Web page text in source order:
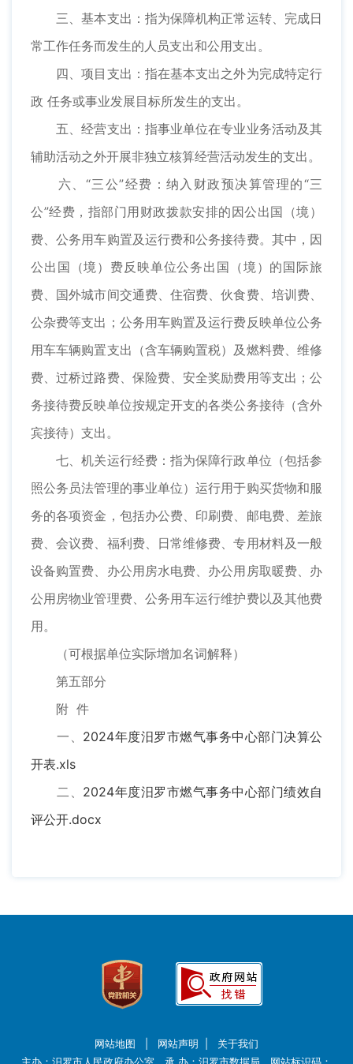
三、基本支出：指为保障机构正常运转、完成日
常工作任务而发生的人员支出和公用支出。
四、项目支出：指在基本支出之外为完成特定行
政 任务或事业发展目标所发生的支出。
五、经营支出：指事业单位在专业业务活动及其
辅助活动之外开展非独立核算经营活动发生的支出。
六、“三公”经费：纳入财政预决算管理的“三
公”经费，指部门用财政拨款安排的因公出国（境）
费、公务用车购置及运行费和公务接待费。其中，因
公出国（境）费反映单位公务出国（境）的国际旅
费、国外城市间交通费、住宿费、伙食费、培训费、
公杂费等支出；公务用车购置及运行费反映单位公务
用车车辆购置支出（含车辆购置税）及燃料费、维修
费、过桥过路费、保险费、安全奖励费用等支出；公
务接待费反映单位按规定开支的各类公务接待（含外
宾接待）支出。
七、机关运行经费：指为保障行政单位（包括参
照公务员法管理的事业单位）运行用于购买货物和服
务的各项资金，包括办公费、印刷费、邮电费、差旅
费、会议费、福利费、日常维修费、专用材料及一般
设备购置费、办公用房水电费、办公用房取暖费、办
公用房物业管理费、公务用车运行维护费以及其他费
用。
（可根据单位实际增加名词解释）
第五部分
附 件
一、 2024年度汨罗市燃气事务中心部门决算公
开表.xls
二、 2024年度汨罗市燃气事务中心部门绩效自
评公开.docx
网站地图 网站声明
关于我们